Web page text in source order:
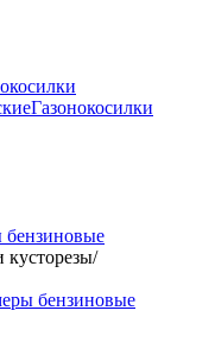
Газонокосилки
/
бензиновые